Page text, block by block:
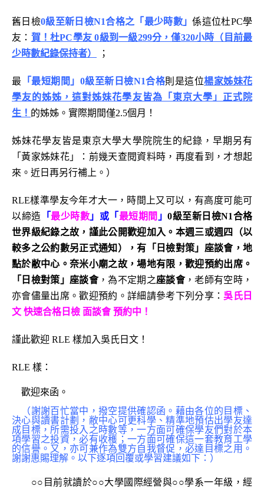
舊日檢0級至新日檢N1合格之「最少時數」係這位杜PC學
友： 賀！杜PC學友 0級到一級299分，僅320小時（目前最
少時數紀錄保持者）
；
最 「最短期間」0級至新日檢N1合格則是這位楊家姊妹花
學友的姊姊，這對姊妹花學友皆為「東京大學」正式院
生！ 的姊姊。實際期間僅2.5個月！
姊妹花學友皆是東京大學大學院院生的紀錄，早期另有
「黃家姊妹花」：前幾天查閱資料時，再度看到，才想起
來。近日再另行補上。）
RLE樣準學友今年才大一，時間上又可以，有高度可能可
以締造 「 最少時數 」或「 最短期間 」 0級至新日檢N1合格
世界級紀錄之故，謹此公開歡迎加入。本週三或週四（以
較多之公約數另正式通知），有「日檢對策」座談會，地
點於敝中心。奈米小廟之故，場地有限，歡迎預約出席。
「日檢對策」座談會，為不定期之座談會，老師有空時，
亦會儘量出席。歡迎預約。詳細請參考下列分享： 吳氏日
文 快速合格日檢 面談會 預約中！
謹此歡迎 RLE 樣加入吳氏日文！
RLE 樣：
歡迎來函。
（謝謝百忙當中，撥空提供確認函。藉由各位的目標、
決心與讀書計劃，敝中心可更科學、精準地預估出學友達
成目標，所需投入之時數等，一方面可確保學友們對於本
項學習之投資，必有收穫；一方面可確保這一套教育工學
的信譽。又，亦可兼作為雙方自我督促，必達目標之用。
謝謝惠賜理解。以下逐項回覆或學習建議如下：）
○○ 目前就讀於○○大學國際經營與○○學系一年級，經